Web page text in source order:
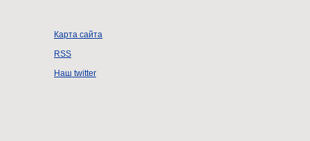
Карта сайта
RSS
Наш twitter